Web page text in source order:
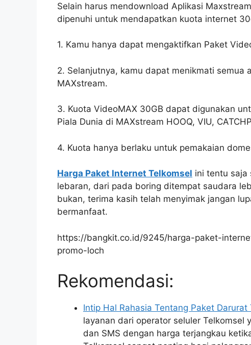
Selain harus mendownload Aplikasi
dipenuhi untuk mendapatkan kuota internet
1. Kamu hanya dapat mengaktifkan Paket
2. Selanjutnya, kamu dapat menikmati semua
MAXstream.
3. Kuota VideoMAX 30GB dapat digunakan
Piala Dunia di MAXstream HOOQ, VIU,
4. Kuota hanya berlaku untuk pemakaian
Harga Paket Internet Telkomsel ini tentu saja
lebaran, dari pada boring ditempat saudara
bukan, terima kasih telah menyimak jangan
bermanfaat.
https://bangkit.co.id/9245/harga-paket-
promo-loch
Rekomendasi:
Intip Hal Rahasia Tentang Paket
layanan dari operator seluler Telkomsel
dan SMS dengan harga terjangkau